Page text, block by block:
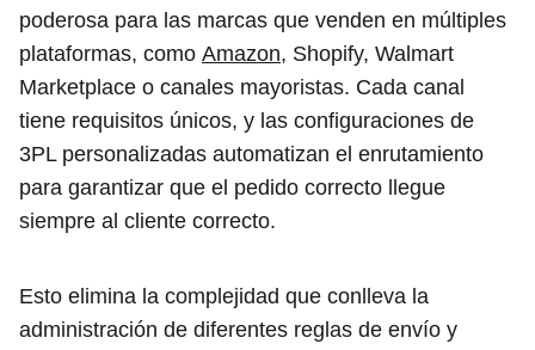
poderosa para las marcas que venden en múltiples
plataformas, como Amazon, Shopify, Walmart
Marketplace o canales mayoristas. Cada canal
tiene requisitos únicos, y las configuraciones de
3PL personalizadas automatizan el enrutamiento
para garantizar que el pedido correcto llegue
siempre al cliente correcto.
Esto elimina la complejidad que conlleva la
administración de diferentes reglas de envío y